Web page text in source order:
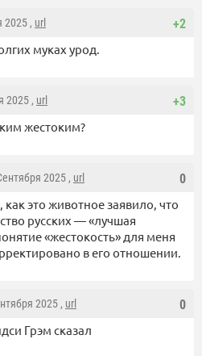
+2
2025 , url
муках урод.
+3
2025 , url
жестоким?
0
2025 , url
как это животное заявило, что
русских — «лучшая
«жестокость» для меня
в его отношении.
0
2025 , url
Грэм сказал